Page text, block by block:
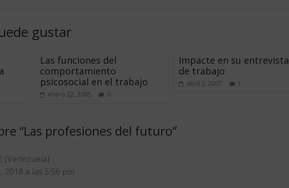
gustar
Las funciones del
comportamiento
psicosocial en el trabajo
enero 22, 2005 0
Impacte en su entrevista
de trabajo
abril 2, 2007 1
“Las profesiones del futuro”
(Venezuela)
2018 a las 5:56 pm